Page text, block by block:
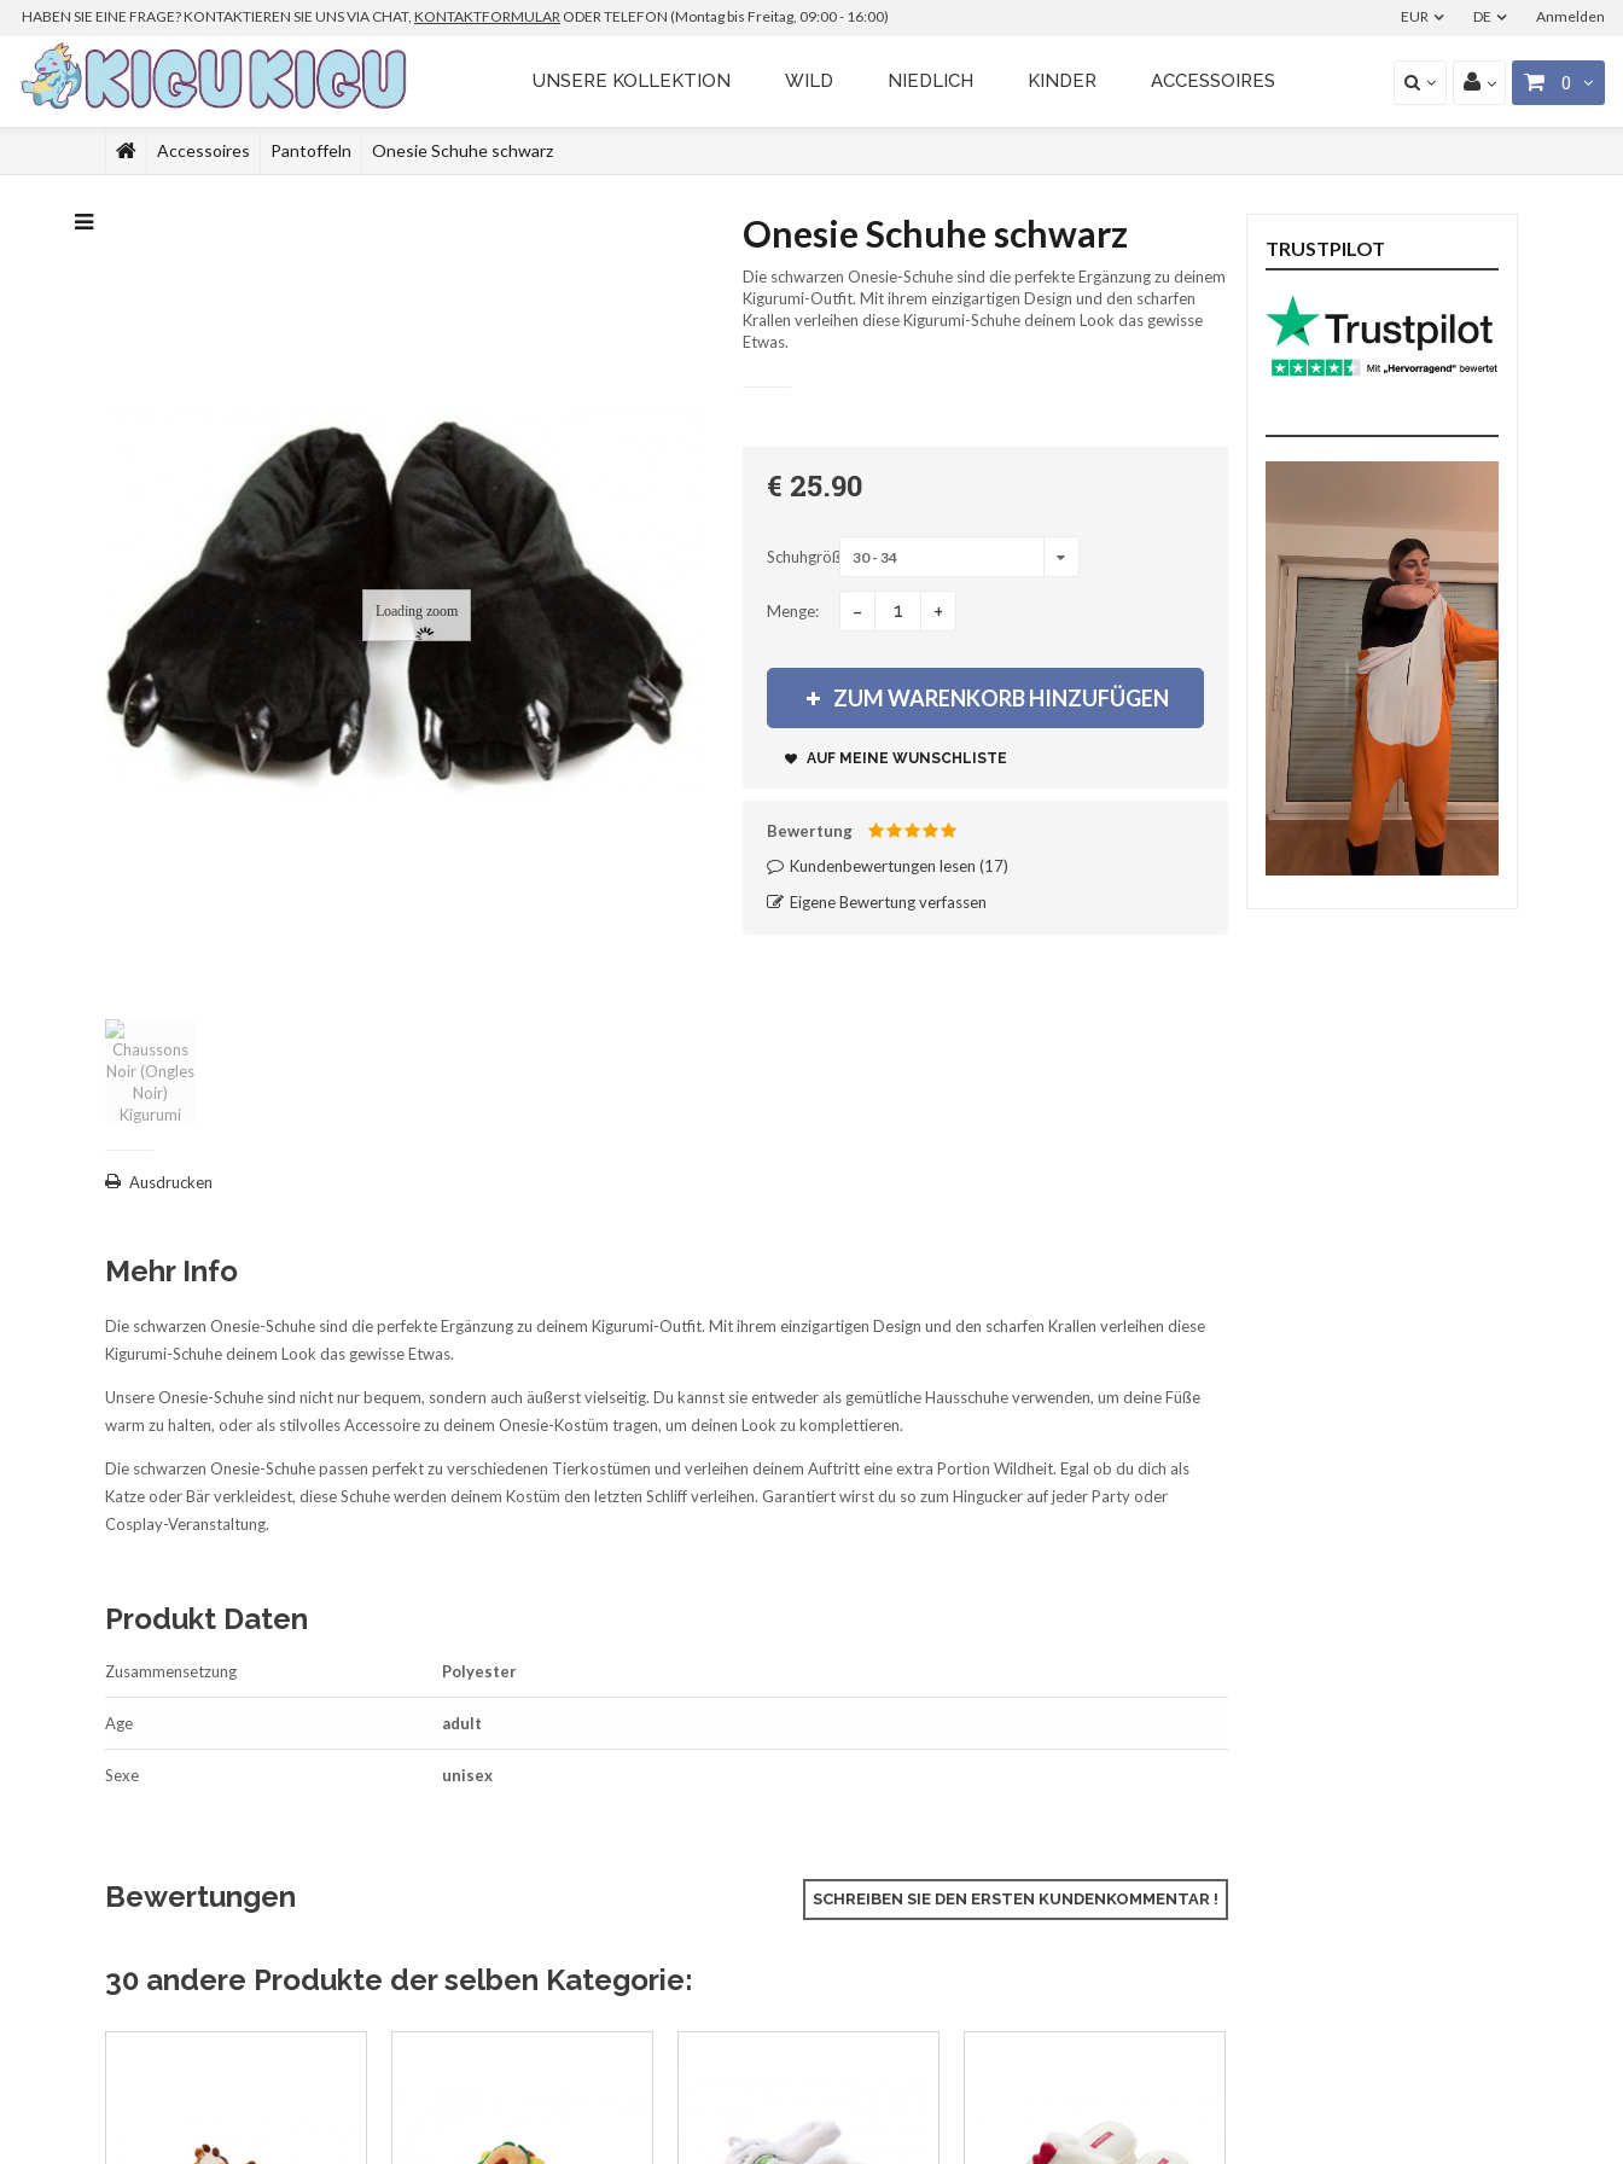
Anmelden
DE
HABEN SIE EINE FRAGE? KONTAKTIEREN SIE UNS VIA CHAT, KONTAKTFORMULAR ODER TELEFON (Montag bis Freitag, 09:00 - 16:00) EUR
0
UNSERE KOLLEKTION WILD NIEDLICH KINDER ACCESSOIRES
Accessoires Pantoffeln Onesie Schuhe schwarz
Loading zoom
Ausdrucken
Onesie Schuhe schwarz
Die schwarzen Onesie-Schuhe sind die perfekte Ergänzung zu deinem
Kigurumi-Outfit. Mit ihrem einzigartigen Design und den scharfen
Krallen verleihen diese Kigurumi-Schuhe deinem Look das gewisse
Etwas.
€ 25.90
Schuhgröße30 - 34
Menge: - +
ZUM WARENKORB HINZUFÜGEN
AUF MEINE WUNSCHLISTE
Bewertung
Kundenbewertungen lesen (17)‎
Eigene Bewertung verfassen
Mehr Info
Die schwarzen Onesie-Schuhe sind die perfekte Ergänzung zu deinem Kigurumi-Outfit. Mit ihrem einzigartigen Design und den scharfen Krallen verleihen diese
Kigurumi-Schuhe deinem Look das gewisse Etwas.
Unsere Onesie-Schuhe sind nicht nur bequem, sondern auch äußerst vielseitig. Du kannst sie entweder als gemütliche Hausschuhe verwenden, um deine Füße
warm zu halten, oder als stilvolles Accessoire zu deinem Onesie-Kostüm tragen, um deinen Look zu komplettieren.
Die schwarzen Onesie-Schuhe passen perfekt zu verschiedenen Tierkostümen und verleihen deinem Auftritt eine extra Portion Wildheit. Egal ob du dich als
Katze oder Bär verkleidest, diese Schuhe werden deinem Kostüm den letzten Schliff verleihen. Garantiert wirst du so zum Hingucker auf jeder Party oder
Cosplay-Veranstaltung.
Produkt Daten
Zusammensetzung Polyester
Age adult
Sexe unisex
Bewertungen SCHREIBEN SIE DEN ERSTEN KUNDENKOMMENTAR !
30 andere Produkte der selben Kategorie:
TRUSTPILOT